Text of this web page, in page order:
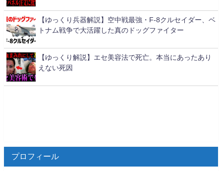
【ゆっくり兵器解説】空中戦最強・F-8クルセイダー、ベ
トナム戦争で大活躍した真のドッグファイター
【ゆっくり解説】エセ美容法で死亡。本当にあったあり
えない死因
プロフィール